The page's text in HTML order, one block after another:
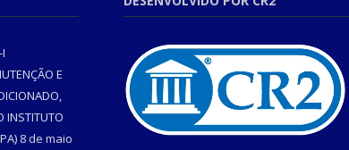
E
INSTITUTO
8 de maio